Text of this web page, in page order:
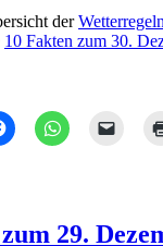
derWetterregeln
10 Fakten zum 30.
29.